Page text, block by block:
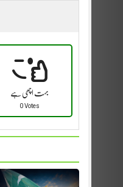
بہت اچھی ہے
0 Votes